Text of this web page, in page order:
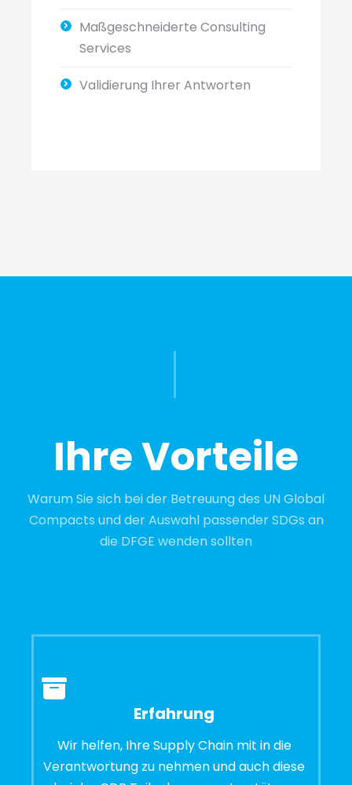
Maßgeschneiderte Consulting
Services
Validierung Ihrer Antworten
Ihre Vorteile
Warum Sie sich bei der Betreuung des UN Global
Compacts und der Auswahl passender SDGs an
die DFGE wenden sollten
Erfahrung
Wir helfen, Ihre Supply Chain mit in die
Verantwortung zu nehmen und auch diese